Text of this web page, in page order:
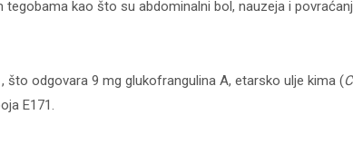
kao što su abdominalni bol, nauzeja i
što odgovara 9 mg glukofrangulina A, etarsko ulje kima (
E171.